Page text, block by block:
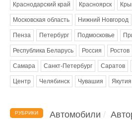
Краснодарский край Красноярск
Московская область Нижний Новгород
Пенза Петербург Подмосковье
Республика Беларусь Россия Ростов
Самара Санкт-Петербург Саратов
Центр Челябинск Чувашия Якутия
РУБРИКИ Автомобили